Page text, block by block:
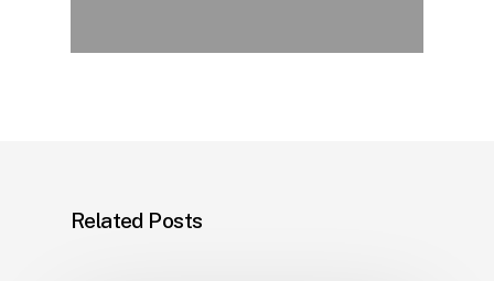
Related Posts